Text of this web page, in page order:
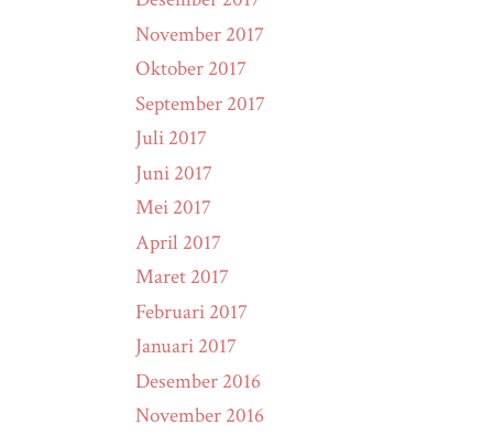
November 2017
Oktober 2017
September 2017
Juli 2017
Juni 2017
Mei 2017
April 2017
Maret 2017
Februari 2017
Januari 2017
Desember 2016
November 2016